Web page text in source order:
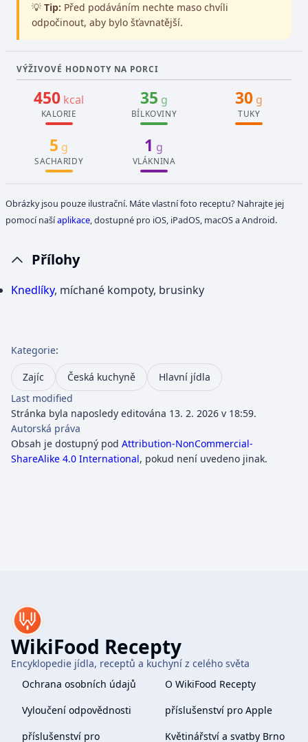
💡 Tip: Před podáváním nechte maso chvíli
odpočinout, aby bylo šťavnatější.
VÝŽIVOVÉ HODNOTY NA PORCI
450 kcal
KALORIE
35 g
BÍLKOVINY
30 g
TUKY
5 g
SACHARIDY
1 g
VLÁKNINA
Obrázky jsou pouze ilustrační. Máte vlastní foto receptu? Nahrajte jej
pomocí našíaplikace, dostupné pro iOS, iPadOS, macOS a Android.
Přílohy
Knedlíky, míchané kompoty, brusinky
Kategorie:
Zajíc Česká kuchyně
Hlavní jídla
Last modified
Stránka byla naposledy editována 13. 2. 2026 v 18:59.
Autorská práva
Obsah je dostupný pod Attribution-NonCommercial-
ShareAlike 4.0 International, pokud není uvedeno jinak.
WikiFood Recepty
Encyklopedie jídla, receptů a kuchyní z celého světa
Ochrana osobních údajů
O WikiFood Recepty
Vyloučení odpovědnosti
příslušenství pro Apple
příslušenství pro
Květinářství a svatby Brno